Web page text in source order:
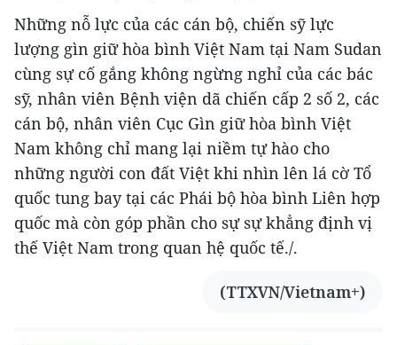
Những nỗ lực của các cán bộ, chiến sỹ lực
lượng gìn giữ hòa bình Việt Nam tại Nam Sudan
cùng sự cố gắng không ngừng nghỉ của các bác
sỹ, nhân viên Bệnh viện dã chiến cấp 2 số 2, các
cán bộ, nhân viên Cục Gìn giữ hòa bình Việt
Nam không chỉ mang lại niềm tự hào cho
những người con đất Việt khi nhìn lên lá cờ Tổ
quốc tung bay tại các Phái bộ hòa bình Liên hợp
quốc mà còn góp phần cho sự sự khẳng định vị
thế Việt Nam trong quan hệ quốc tế./.
(TTXVN/Vietnam+)